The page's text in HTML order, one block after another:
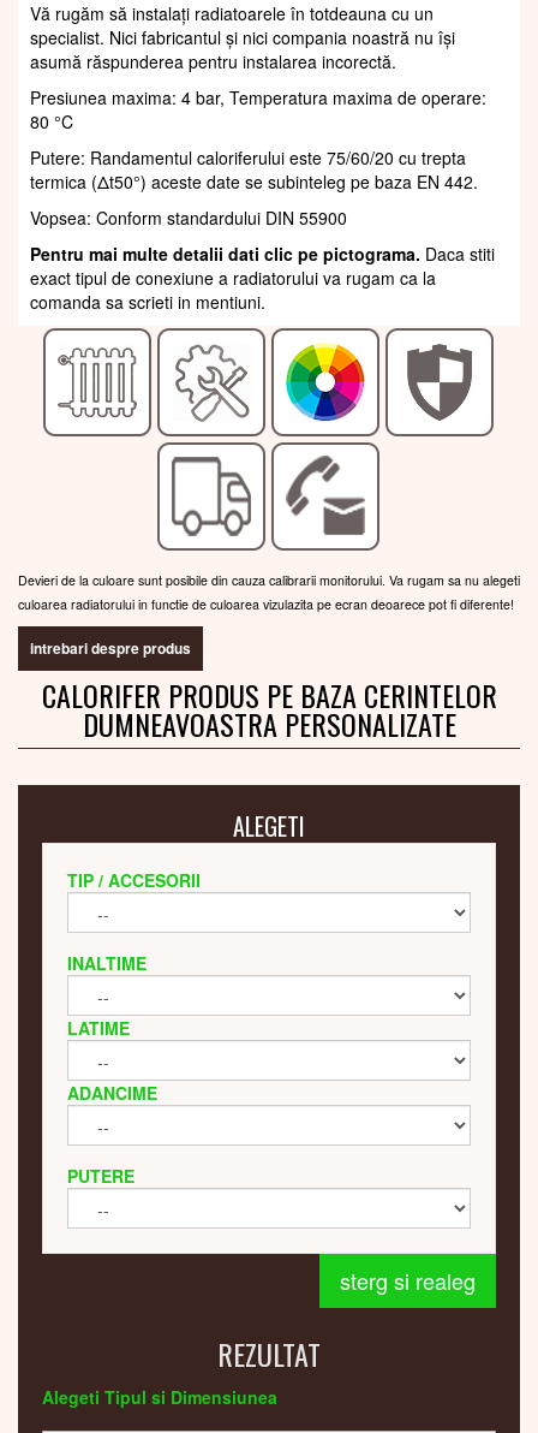
Vă rugăm să instalați radiatoarele în totdeauna cu un
specialist. Nici fabricantul și nici compania noastră nu își
asumă răspunderea pentru instalarea incorectă.
Presiunea maxima: 4 bar, Temperatura maxima de operare:
80 °C
Putere: Randamentul caloriferului este 75/60/20 cu trepta
termica (Δt50°) aceste date se subinteleg pe baza EN 442.
Vopsea: Conform standardului DIN 55900
Pentru mai multe detalii dati clic pe pictograma. Daca stiti
exact tipul de conexiune a radiatorului va rugam ca la
comanda sa scrieti in mentiuni.
Devieri de la culoare sunt posibile din cauza calibrarii monitorului. Va rugam sa nu alegeti
culoarea radiatorului in functie de culoarea vizulazita pe ecran deoarece pot fi diferente!
intrebari despre produs
CALORIFER PRODUS PE BAZA CERINTELOR
DUMNEAVOASTRA PERSONALIZATE
ALEGETI
TIP / ACCESORII
INALTIME
LATIME
ADANCIME
PUTERE
sterg si realeg
REZULTAT
Alegeti Tipul si Dimensiunea